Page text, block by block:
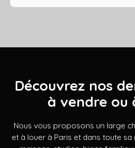
Découvrez nos
à vendre ou
Nous vous proposons un large
et à louer à Paris et dans toute